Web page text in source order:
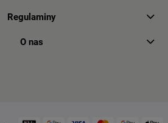
Regulaminy
O nas